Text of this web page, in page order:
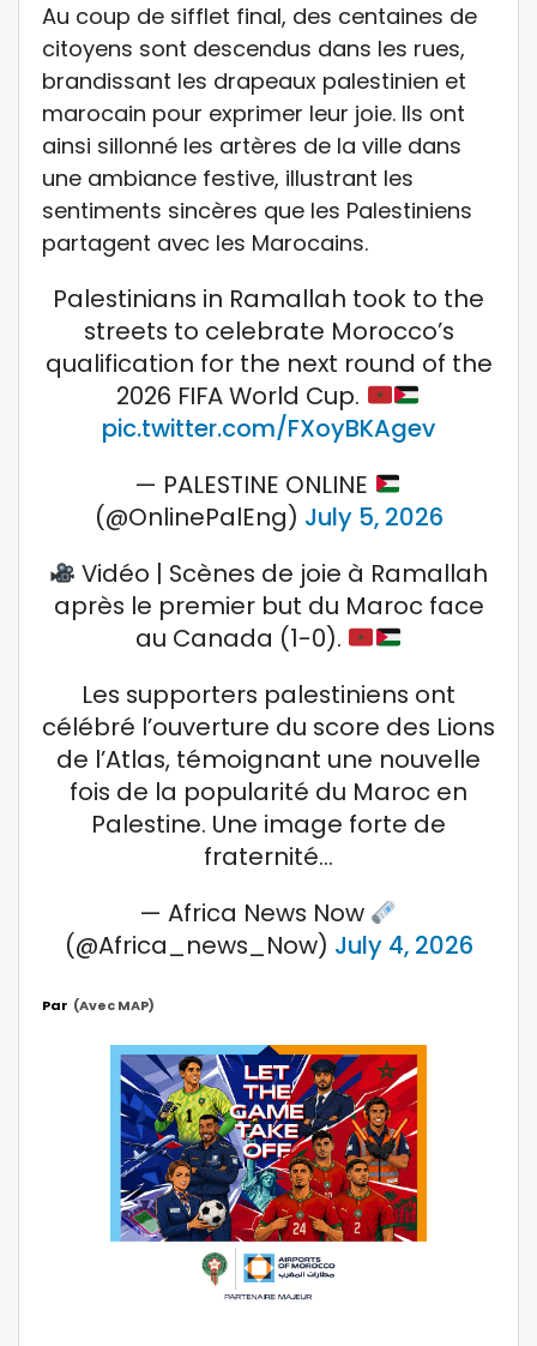
Au coup de sifflet final, des centaines de
citoyens sont descendus dans les rues,
brandissant les drapeaux palestinien et
marocain pour exprimer leur joie. Ils ont
ainsi sillonné les artères de la ville dans
une ambiance festive, illustrant les
sentiments sincères que les Palestiniens
partagent avec les Marocains.
Palestinians in Ramallah took to the
streets to celebrate Morocco’s
qualification for the next round of the
2026 FIFA World Cup.
pic.twitter.com/FXoyBKAgev
— PALESTINE ONLINE
(@OnlinePalEng) July 5, 2026
Vidéo | Scènes de joie à Ramallah
après le premier but du Maroc face
au Canada (1-0).
Les supporters palestiniens ont
célébré l’ouverture du score des Lions
de l’Atlas, témoignant une nouvelle
fois de la popularité du Maroc en
Palestine. Une image forte de
fraternité…
— Africa News Now
(@Africa_news_Now) July 4, 2026
Par (avec MAP)